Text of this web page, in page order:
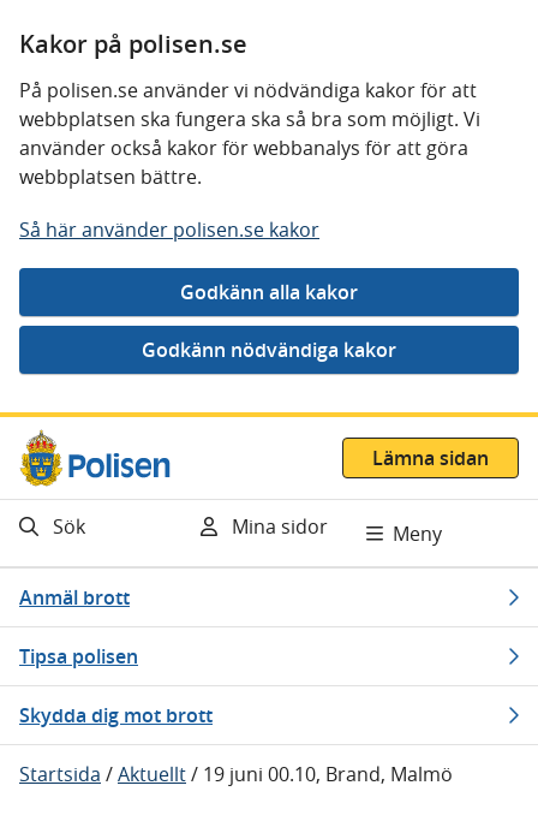
Kakor på polisen.se
På polisen.se använder vi nödvändiga kakor för att
webbplatsen ska fungera ska så bra som möjligt. Vi
använder också kakor för webbanalys för att göra
webbplatsen bättre.
Så här använder polisen.se kakor
Gå direkt till innehåll
Lämna sidan
Sök Mina sidor Meny
Anmäl brott
Tipsa polisen
Skydda dig mot brott
Startsida /Aktuellt/ 19 juni 00.10, Brand, Malmö